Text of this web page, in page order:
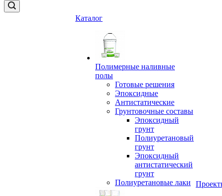
Каталог
Полимерные наливные
полы
Готовые решения
Эпоксидные
Антистатические
Грунтовочные составы
Эпоксидный
грунт
Полиуретановый
грунт
Эпоксидный
антистатический
грунт
Полиуретановые лаки